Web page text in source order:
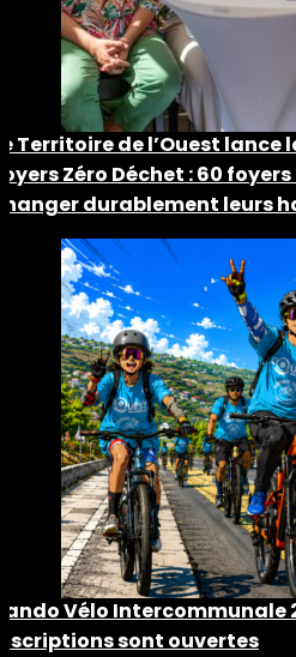
Territoire de l’Ouest lance
Zéro Déchet : 60
durablement leurs
Vélo Intercommunale
sont ouvertes